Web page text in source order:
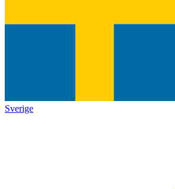
Sverige